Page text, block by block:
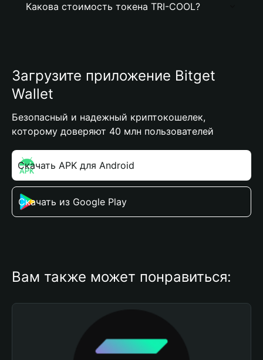
Какова стоимость токена TRI-COOL?
Загрузите приложение Bitget
Wallet
Безопасный и надежный криптокошелек,
которому доверяют 40 млн пользователей
Скачать APK для Android
Скачать из Google Play
Вам также может понравиться: